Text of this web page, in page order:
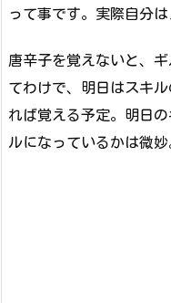
って事です。実際自分
唐辛子を覚えないと、
てわけで、明日はスキ
れば覚える予定。明日
ルになっているかは微